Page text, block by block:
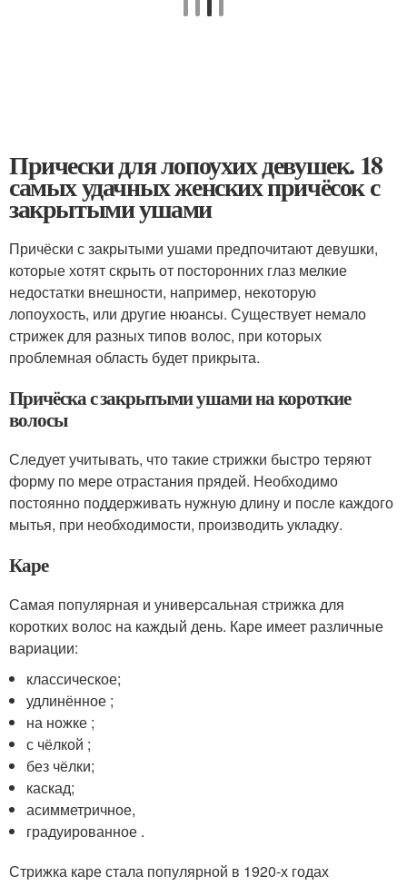
Прически для лопоухих девушек. 18
самых удачных женских причёсок с
закрытыми ушами
Причёски с закрытыми ушами предпочитают девушки,
которые хотят скрыть от посторонних глаз мелкие
недостатки внешности, например, некоторую
лопоухость, или другие нюансы. Существует немало
стрижек для разных типов волос, при которых
проблемная область будет прикрыта.
Причёска с закрытыми ушами на короткие
волосы
Следует учитывать, что такие стрижки быстро теряют
форму по мере отрастания прядей. Необходимо
постоянно поддерживать нужную длину и после каждого
мытья, при необходимости, производить укладку.
Каре
Самая популярная и универсальная стрижка для
коротких волос на каждый день. Каре имеет различные
вариации:
классическое;
удлинённое ;
на ножке ;
с чёлкой ;
без чёлки;
каскад;
асимметричное,
градуированное .
Стрижка каре стала популярной в 1920-х годах